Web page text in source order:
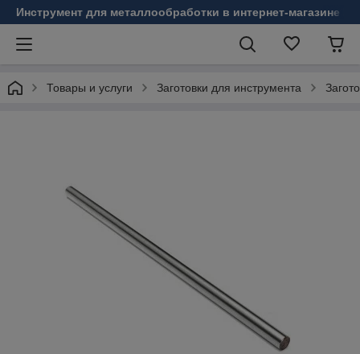
Инструмент для металлообработки в интернет-магазине
Товары и услуги Заготовки для инструмента